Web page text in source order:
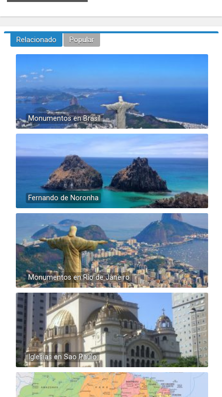
Relacionado Popular
Monumentos en Brasil
Fernando de Noronha
Monumentos en Río de Janeiro
Iglesias en Sao Paulo